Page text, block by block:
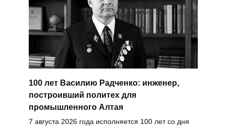
100 лет Василию Радченко: инженер,
построивший политех для
промышленного Алтая
7 августа 2026 года исполняется 100 лет со дня